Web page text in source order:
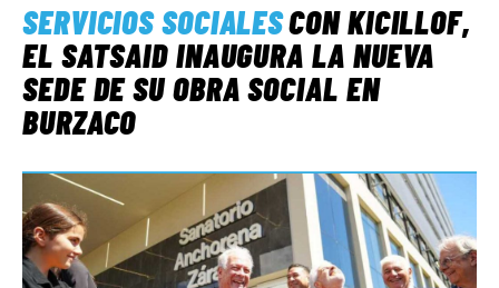
SERVICIOS SOCIALESCON KICILLOF,
EL SATSAID INAUGURA LA NUEVA
SEDE DE SU OBRA SOCIAL EN
BURZACO